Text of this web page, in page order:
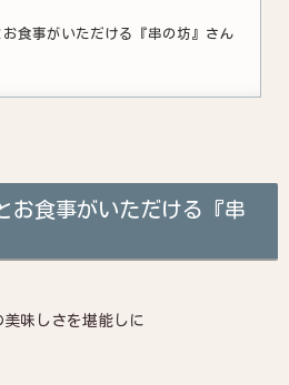
食事がいただける『串の坊』さん
食事がいただける『串
味しさを堪能しに